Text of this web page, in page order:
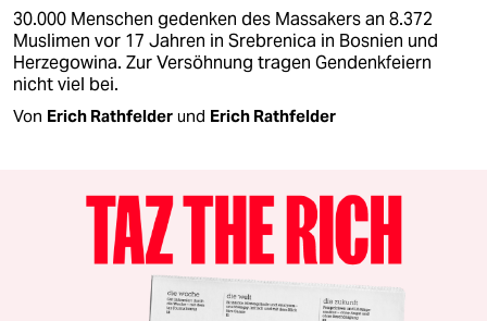
30.000 Menschen gedenken des Massakers an 8.372
Muslimen vor 17 Jahren in Srebrenica in Bosnien und
Herzegowina. Zur Versöhnung tragen Gendenkfeiern
nicht viel bei.
Von Erich Rathfelder und Erich Rathfelder